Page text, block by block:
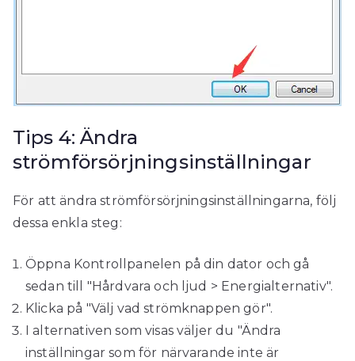
Tips 4: Ändra
strömförsörjningsinställningar
För att ändra strömförsörjningsinställningarna, följ
dessa enkla steg:
Öppna Kontrollpanelen på din dator och gå
sedan till "Hårdvara och ljud > Energialternativ".
Klicka på "Välj vad strömknappen gör".
I alternativen som visas väljer du "Ändra
inställningar som för närvarande inte är